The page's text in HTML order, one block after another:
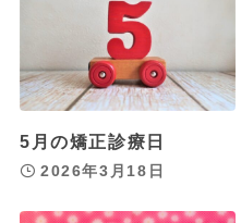
5月の矯正診療日
2026年3月18日